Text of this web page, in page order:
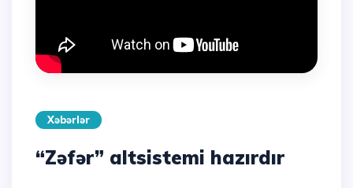
Xəbərlər
“Zəfər” altsistemi hazırdır